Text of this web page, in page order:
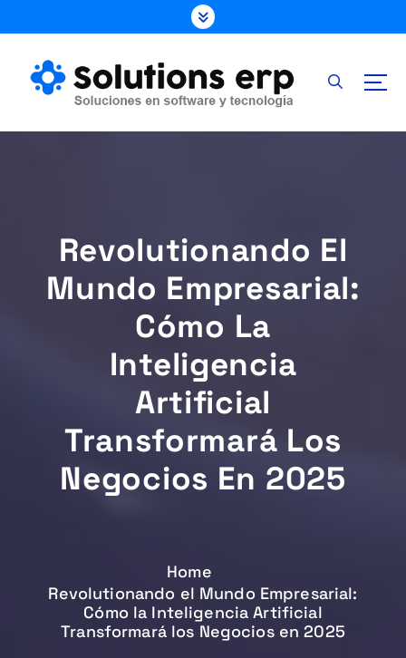
k
c
Revolutionando El
Mundo Empresarial:
Cómo La
Inteligencia
Artificial
Transformará Los
Negocios En 2025
Home
Revolutionando el Mundo Empresarial:
Cómo la Inteligencia Artificial
Transformará los Negocios en 2025